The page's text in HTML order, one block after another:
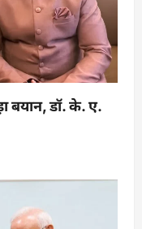
बयान, डॉ. के. ए.